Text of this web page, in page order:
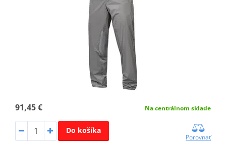
91,45 € Na centrálnom sklade
Do košíka
Porovnať